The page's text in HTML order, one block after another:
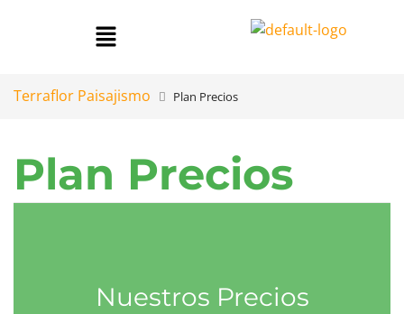
Terraflor Paisajismo Plan Precios
Plan Precios
Nuestros Precios